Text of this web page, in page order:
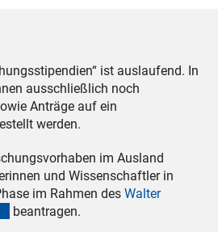
ist auslaufend. In
ausschließlich noch
Anträge auf ein
werden.
im Ausland
und Wissenschaftler in
im Rahmen des Walter
(interner Link)
beantragen.